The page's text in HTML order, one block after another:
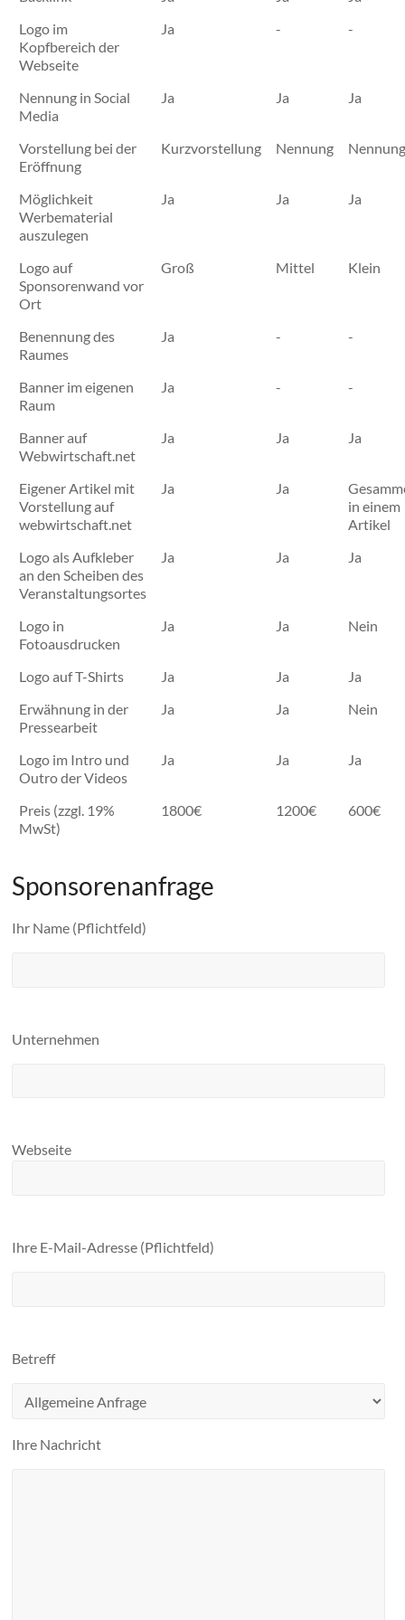
Logo im
Kopfbereich der
Webseite
Ja - -
Nennung in Social
Media
Ja Ja Ja
Vorstellung bei der
Eröffnung
Kurzvorstellung Nennung
Möglichkeit
Werbematerial
auszulegen
Ja Ja Ja
Logo auf
Sponsorenwand vor
Ort
Groß Mittel Klein
Benennung des
Raumes
Ja - -
Banner im eigenen
Raum
Ja - -
Banner auf
Webwirtschaft.net
Ja Ja Ja
Eigener Artikel mit
Vorstellung auf
webwirtschaft.net
Ja Ja
in einem
Artikel
Logo als Aufkleber
an den Scheiben des
Veranstaltungsortes
Ja Ja Ja
Logo in
Fotoausdrucken
Ja Ja Nein
Logo auf T-Shirts Ja Ja
Ja
Erwähnung in der
Pressearbeit
Ja Ja Nein
Logo im Intro und
Outro der Videos
Ja Ja Ja
Preis (zzgl. 19%
MwSt)
1800€ 1200€ 600€
Sponsorenanfrage
Ihr Name (Pflichtfeld)
Unternehmen
Webseite
Ihre E-Mail-Adresse (Pflichtfeld)
Betreff
Ihre Nachricht